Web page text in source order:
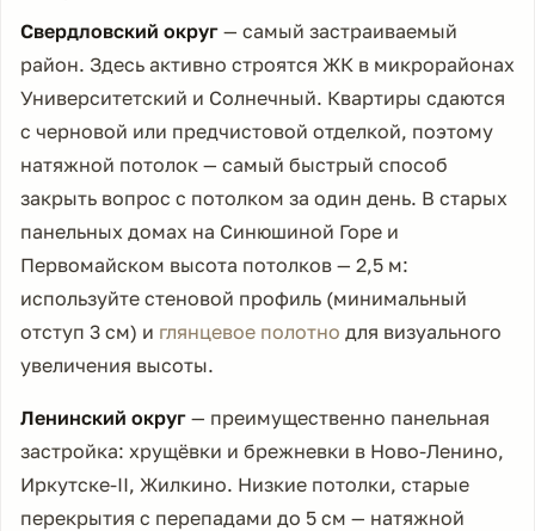
Свердловский округ — самый застраиваемый
район. Здесь активно строятся ЖК в микрорайонах
Университетский и Солнечный. Квартиры сдаются
с черновой или предчистовой отделкой, поэтому
натяжной потолок — самый быстрый способ
закрыть вопрос с потолком за один день. В старых
панельных домах на Синюшиной Горе и
Первомайском высота потолков — 2,5 м:
используйте стеновой профиль (минимальный
отступ 3 см) и глянцевое полотно для визуального
увеличения высоты.
Ленинский округ — преимущественно панельная
застройка: хрущёвки и брежневки в Ново-Ленино,
Иркутске-II, Жилкино. Низкие потолки, старые
перекрытия с перепадами до 5 см — натяжной